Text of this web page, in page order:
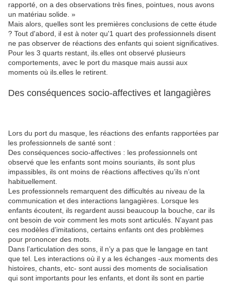
rapporté, on a des observations très fines, pointues, nous avons
un matériau solide. »
Mais alors, quelles sont les premières conclusions de cette étude
? Tout d'abord, il est à noter qu'1 quart des professionnels disent
ne pas observer de réactions des enfants qui soient significatives.
Pour les 3 quarts restant, ils.elles ont observé plusieurs
comportements, avec le port du masque mais aussi aux
moments où ils.elles le retirent.
Des conséquences socio-affectives et langagières
Lors du port du masque, les réactions des enfants rapportées par
les professionnels de santé sont :
Des conséquences socio-affectives : les professionnels ont
observé que les enfants sont moins souriants, ils sont plus
impassibles, ils ont moins de réactions affectives qu’ils n’ont
habituellement.
Les professionnels remarquent des difficultés au niveau de la
communication et des interactions langagières. Lorsque les
enfants écoutent, ils regardent aussi beaucoup la bouche, car ils
ont besoin de voir comment les mots sont articulés. N’ayant pas
ces modèles d’imitations, certains enfants ont des problèmes
pour prononcer des mots.
Dans l’articulation des sons, il n’y a pas que le langage en tant
que tel. Les interactions où il y a les échanges -aux moments des
histoires, chants, etc- sont aussi des moments de socialisation
qui sont importants pour les enfants, et dont ils sont en partie